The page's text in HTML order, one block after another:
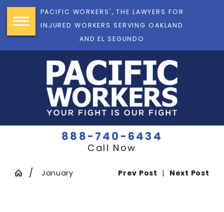
PACIFIC WORKERS', THE LAWYERS FOR
INJURED WORKERS SERVING OAKLAND
AND EL SEGUNDO
888-740-6434
Call Now
January Prev Post | Next Post